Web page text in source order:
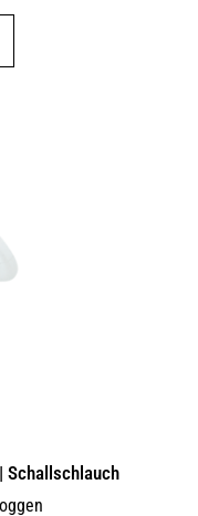
Schallschlauch